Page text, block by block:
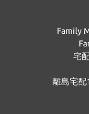
Family
宅
離島宅配